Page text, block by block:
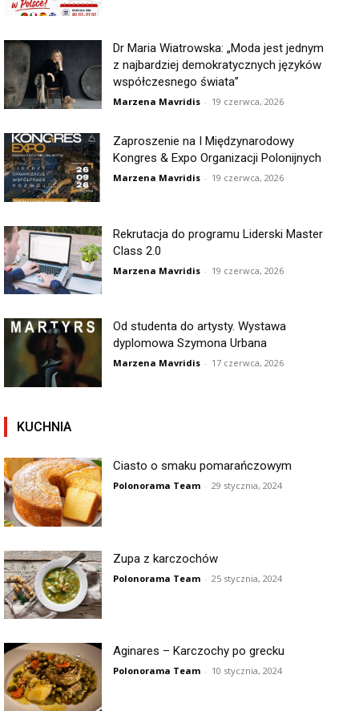
Dr Maria Wiatrowska: „Moda jest jednym
z najbardziej demokratycznych języków
współczesnego świata”
Marzena Mavridis - 19 czerwca, 2026
Zaproszenie na I Międzynarodowy
Kongres & Expo Organizacji Polonijnych
Marzena Mavridis - 19 czerwca, 2026
Rekrutacja do programu Liderski Master
Class 2.0
Marzena Mavridis - 19 czerwca, 2026
Od studenta do artysty. Wystawa
dyplomowa Szymona Urbana
Marzena Mavridis - 17 czerwca, 2026
KUCHNIA
Ciasto o smaku pomarańczowym
Polonorama Team - 29 stycznia, 2024
Zupa z karczochów
Polonorama Team - 25 stycznia, 2024
Aginares – Karczochy po grecku
Polonorama Team - 10 stycznia, 2024